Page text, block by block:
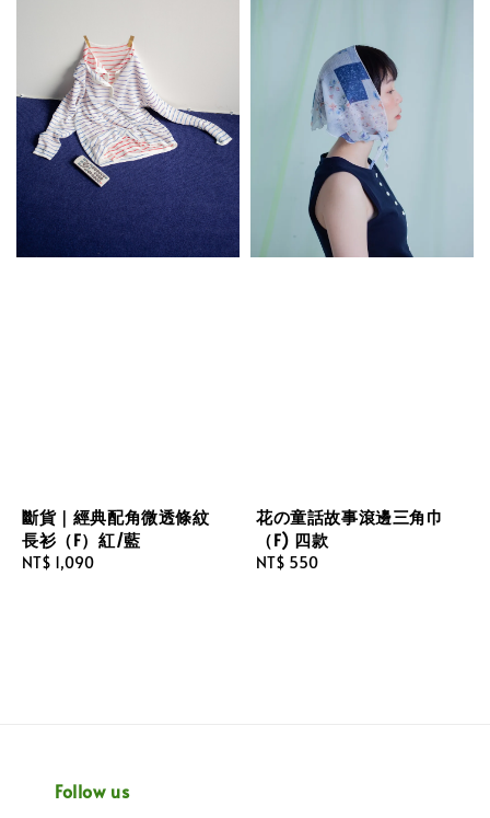
斷貨｜經典配角微透條紋
長衫（F）紅/藍
Regular
NT$ 1,090
花の童話故事滾邊三角巾
（F) 四款
Regular
NT$ 550
Follow us